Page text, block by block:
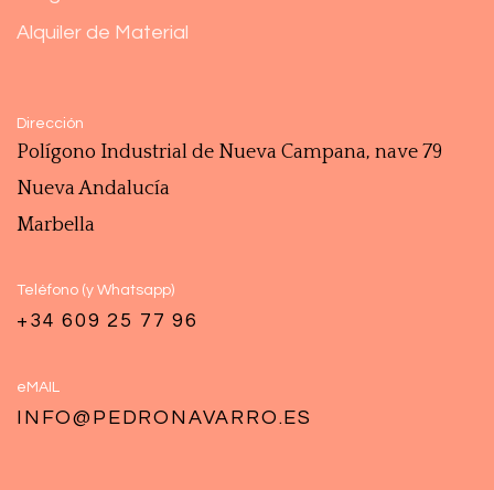
Alquiler de Material
Dirección
Polígono ‎Industrial de Nueva Campana, nave 79
Nueva Andalucía
Marbella
Teléfono (y Whatsapp)
+34 609 25 77 96
eMAIL
INFO@PEDRONAVARRO.ES